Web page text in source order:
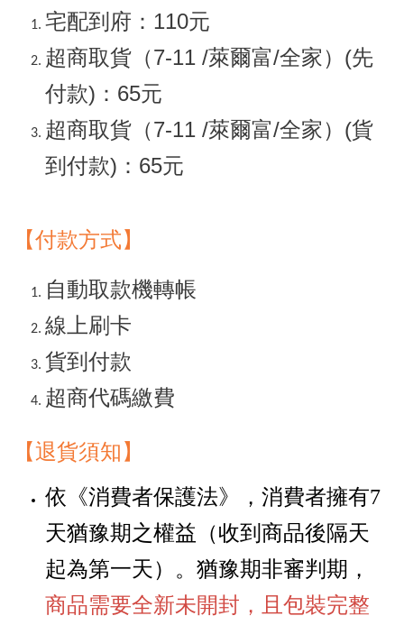
宅配到府：110元
超商取貨（7-11 /萊爾富/全家）(先
付款)：65元
超商取貨（7-11 /萊爾富/全家）(貨
到付款)：65元
【付款方式】
自動取款機轉帳
線上刷卡
貨到付款
超商代碼繳費
【退貨須知 】
依《消費者保護法》，消費者擁有7
天猶豫期之權益 （收到商品後隔天
起為第一天） 。猶豫期非審判期，
商品需要全新未開封，且包裝完整